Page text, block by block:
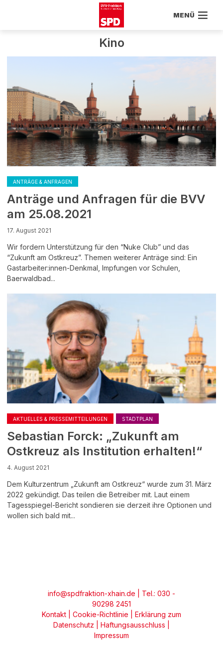
MENÜ
Kino
ANTRÄGE & ANFRAGEN
Anträge und Anfragen für die BVV
am 25.08.2021
17. August 2021
Wir fordern Unterstützung für den “Nuke Club” und das
“Zukunft am Ostkreuz”. Themen weiterer Anträge sind: Ein
Gastarbeiter:innen-Denkmal, Impfungen vor Schulen,
Baerwaldbad...
AKTUELLES & PRESSEMITTEILUNGEN STADTPLAN
Sebastian Forck: „Zukunft am
Ostkreuz als Institution erhalten!“
4. August 2021
Dem Kulturzentrum „Zukunft am Ostkreuz“ wurde zum 31. März
2022 gekündigt. Das teilen die Betreiber mit. Laut einem
Tagesspiegel-Bericht sondieren sie derzeit ihre Optionen und
wollen sich bald mit...
info@spdfraktion-xhain.de | Tel.: 030 -
90298 2451
Kontakt
Cookie-Richtlinie
Erklärung zum
Datenschutz
Haftungsausschluss
Impressum